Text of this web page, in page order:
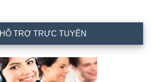
HỖ TRỢ TRỰC TUYẾN